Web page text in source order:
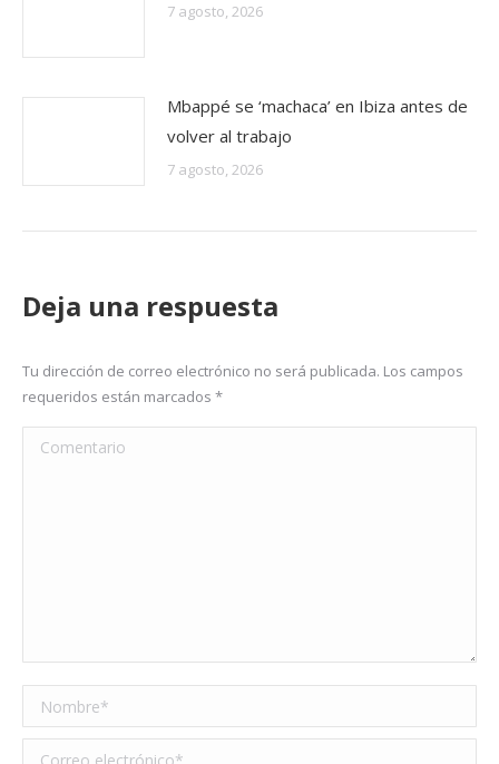
7 agosto, 2026
Mbappé se ‘machaca’ en Ibiza antes de
volver al trabajo
7 agosto, 2026
Deja una respuesta
Tu dirección de correo electrónico no será publicada. Los campos
requeridos están marcados *
Comentario
Nombre *
Correo electrónico *